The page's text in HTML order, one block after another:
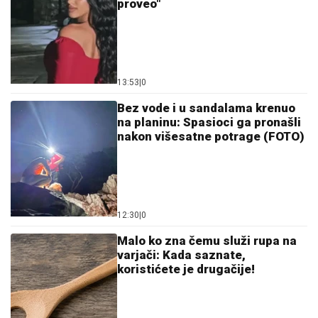
proveo"
13:53 0
Bez vode i u sandalama krenuo
na planinu: Spasioci ga pronašli
nakon višesatne potrage (FOTO)
12:30 0
Malo ko zna čemu služi rupa na
varjači: Kada saznate,
koristićete je drugačije!